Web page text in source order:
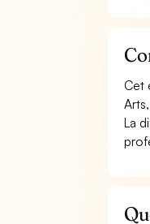
Cet
La